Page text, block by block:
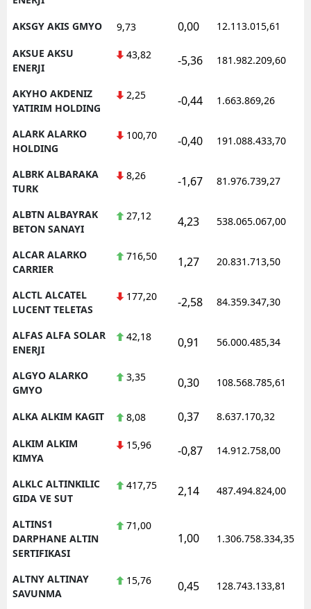
AKSGY AKIS GMYO 9,73 0,00 12.113.015,61
AKSUE AKSU
ENERJI
43,82 -5,36 181.982.209,60
AKYHO AKDENIZ
YATIRIM HOLDING
2,25 -0,44 1.663.869,26
ALARK ALARKO
HOLDING
100,70 -0,40 191.088.433,70
ALBRK ALBARAKA
TURK
8,26 -1,67 81.976.739,27
ALBTN ALBAYRAK
BETON SANAYI
27,12 4,23 538.065.067,00
ALCAR ALARKO
CARRIER
716,50 1,27 20.831.713,50
ALCTL ALCATEL
LUCENT TELETAS
177,20 -2,58 84.359.347,30
ALFAS ALFA SOLAR
ENERJI
42,18 0,91 56.000.485,34
ALGYO ALARKO
GMYO
3,35 0,30 108.568.785,61
ALKA ALKIM KAGIT 8,08 0,37 8.637.170,32
ALKIM ALKIM
KIMYA
15,96 -0,87 14.912.758,00
ALKLC ALTINKILIC
GIDA VE SUT
417,75 2,14 487.494.824,00
ALTINS1
DARPHANE ALTIN
SERTIFIKASI
71,00
1,00 1.306.758.334,35
ALTNY ALTINAY
SAVUNMA
15,76 0,45 128.743.133,81